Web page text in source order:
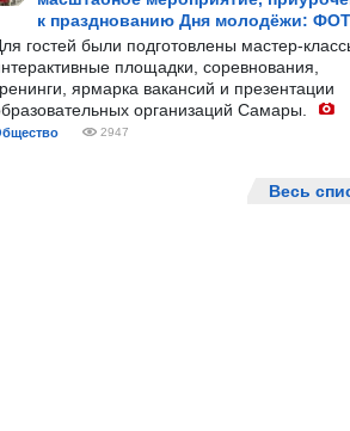
к празднованию Дня молодёжи:
гостей были подготовлены мастер-
площадки, соревнования,
ярмарка вакансий и презентации
организаций Самары.
2947
Весь